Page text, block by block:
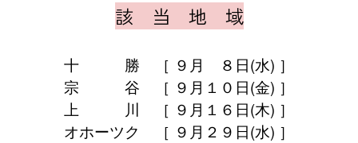
該 当 地 域
十 勝 ［ ９月 ８日(水) ］
宗 谷 ［ ９月１０日(金) ］
上 川 ［ ９月１６日(木) ］
オホーツク ［ ９月２９日(水) ］